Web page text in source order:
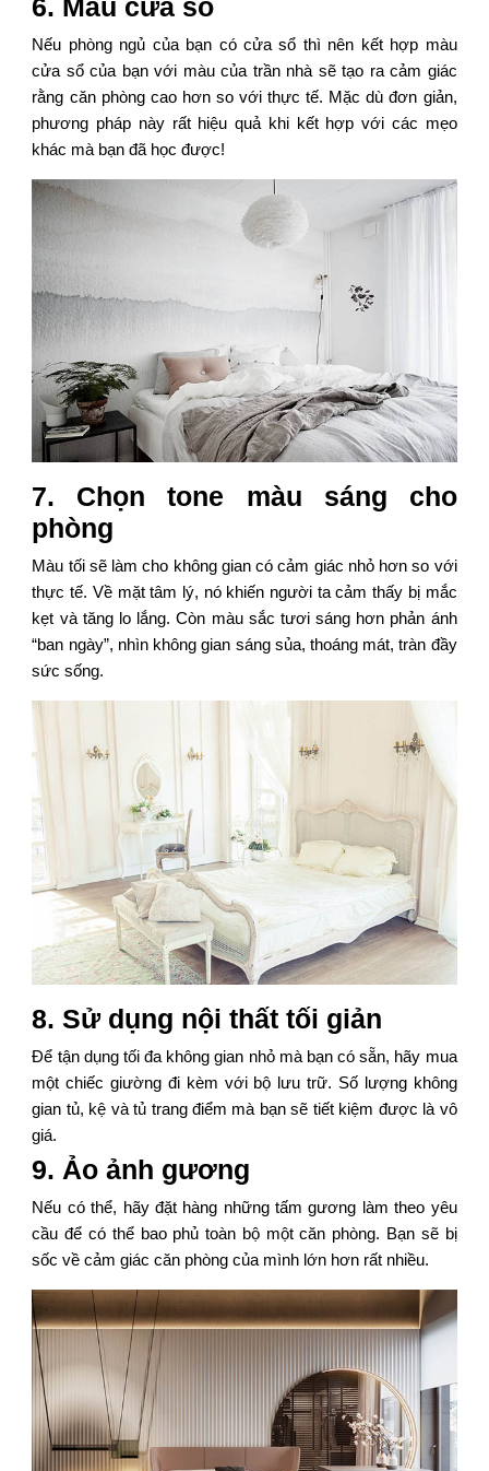
6. Màu cửa sổ
Nếu phòng ngủ của bạn có cửa sổ thì nên kết hợp màu
cửa sổ của bạn với màu của trần nhà sẽ tạo ra cảm giác
rằng căn phòng cao hơn so với thực tế. Mặc dù đơn giản,
phương pháp này rất hiệu quả khi kết hợp với các mẹo
khác mà bạn đã học được!
7. Chọn tone màu sáng cho
phòng
Màu tối sẽ làm cho không gian có cảm giác nhỏ hơn so với
thực tế. Về mặt tâm lý, nó khiến người ta cảm thấy bị mắc
kẹt và tăng lo lắng. Còn màu sắc tươi sáng hơn phản ánh
“ban ngày”, nhìn không gian sáng sủa, thoáng mát, tràn đầy
sức sống.
8. Sử dụng nội thất tối giản
Để tận dụng tối đa không gian nhỏ mà bạn có sẵn, hãy mua
một chiếc giường đi kèm với bộ lưu trữ. Số lượng không
gian tủ, kệ và tủ trang điểm mà bạn sẽ tiết kiệm được là vô
giá.
9. Ảo ảnh gương
Nếu có thể, hãy đặt hàng những tấm gương làm theo yêu
cầu để có thể bao phủ toàn bộ một căn phòng. Bạn sẽ bị
sốc về cảm giác căn phòng của mình lớn hơn rất nhiều.